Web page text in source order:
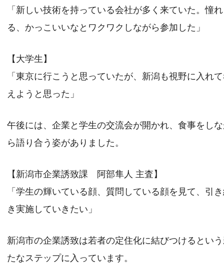
「新しい技術を持っている会社が多く来ていた。憧れ
る、かっこいいなとワクワクしながら参加した」
【大学生】
「東京に行こうと思っていたが、新潟も視野に入れ
えようと思った」
午後には、企業と学生の交流会が開かれ、食事をし
ら語り合う姿がありました。
【新潟市企業誘致課 阿部隼人 主査】
「学生の輝いている顔、質問している顔を見て、引
き実施していきたい」
新潟市の企業誘致は若者の定住化に結びつけるとい
たなステップに入っています。